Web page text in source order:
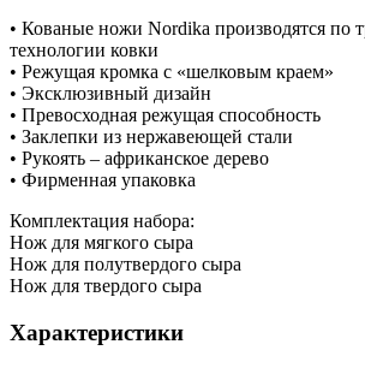
• Кованые ножи Nordika производятся по
технологии ковки
• Режущая кромка с «шелковым краем»
• Эксклюзивный дизайн
• Превосходная режущая способность
• Заклепки из нержавеющей стали
• Рукоять – африканское дерево
• Фирменная упаковка
Комплектация набора:
Нож для мягкого сыра
Нож для полутвердого сыра
Нож для твердого сыра
Характеристики